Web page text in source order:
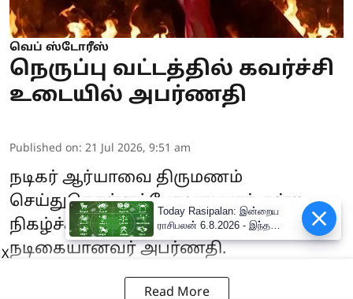
வெப் ஸ்டோரீஸ்
நெருப்பு வட்டத்தில் கவர்ச்சி
உடையில் அபர்ணதி
Published on: 21 Jul 2026, 9:51 am
நடிகர் ஆர்யாவை திருமணம்
செய்துகொள்ளப்போவது யார் என்ற
நிகழ்ச்சியில் பங்கேற்று வெற்றி பெற்று
நடிகையானவர் அபர்ணதி.
Read More
X
Today Rasipalan: இன்றைய
ராசிபலன் 6.8.2026 - இந்த
ராசிக்காரர்களுக்கு கல்யாண
முயற்சி கைகூடும்